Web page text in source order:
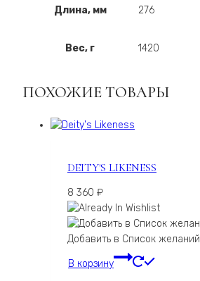
Длина, мм 276
Вес, г 1420
ПОХОЖИЕ ТОВАРЫ
DEITY'S LIKENESS
8 360 ₽
Добавить в Список желаний
В корзину